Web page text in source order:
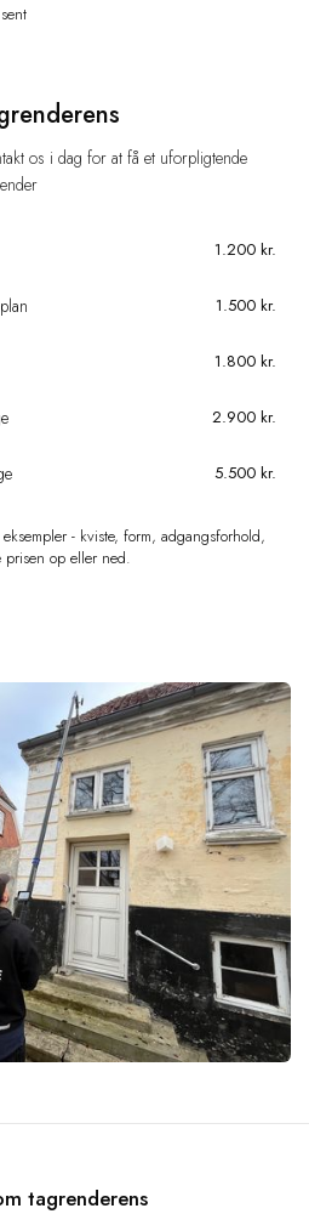
os i dag for at få et uforpligtende
1.200 kr.
1.500 kr.
1.800 kr.
2.900 kr.
5.500 kr.
- kviste, form, adgangsforhold,
prisen op eller ned.
tagrenderens